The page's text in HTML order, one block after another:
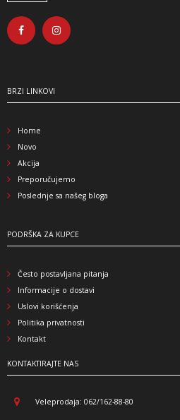
BRZI LINKOVI
Home
Novo
Akcija
Preporučujemo
Poslednje sa našeg bloga
PODRŠKA ZA KUPCE
Često postavljana pitanja
Informacije o dostavi
Uslovi korišćenja
Politika privatnosti
Kontakt
KONTAKTIRAJTE NAS
Veleprodaja: 062/162-88-80